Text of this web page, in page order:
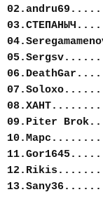
09.Piter